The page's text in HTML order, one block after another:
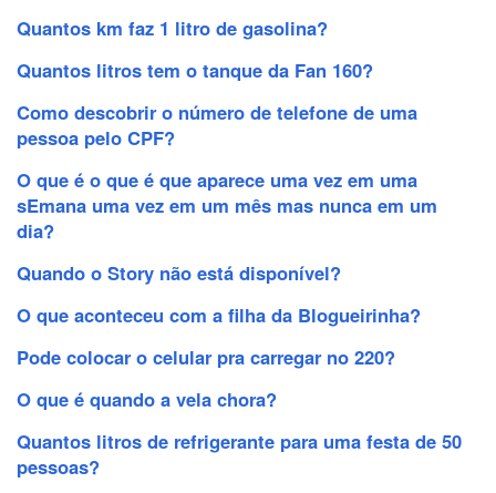
Quantos km faz 1 litro de gasolina?
Quantos litros tem o tanque da Fan 160?
Como descobrir o número de telefone de uma
pessoa pelo CPF?
O que é o que é que aparece uma vez em uma
sEmana uma vez em um mês mas nunca em um
dia?
Quando o Story não está disponível?
O que aconteceu com a filha da Blogueirinha?
Pode colocar o celular pra carregar no 220?
O que é quando a vela chora?
Quantos litros de refrigerante para uma festa de 50
pessoas?